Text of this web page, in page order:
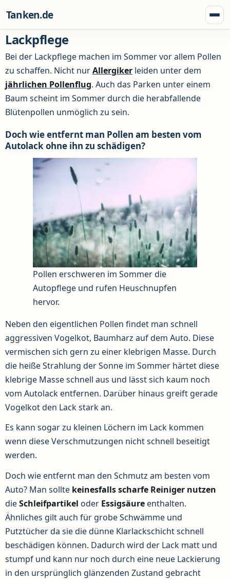
Tanken.de
Lackpflege
Bei der Lackpflege machen im Sommer vor allem Pollen
zu schaffen. Nicht nurAllergiker leiden unter dem
jährlichen Pollenflug. Auch das Parken unter einem
Baum scheint im Sommer durch die herabfallende
Blütenpollen unmöglich zu sein.
Doch wie entfernt man Pollen am besten vom
Autolack ohne ihn zu schädigen?
Pollen erschweren im Sommer die
Autopflege und rufen Heuschnupfen
hervor.
Neben den eigentlichen Pollen findet man schnell
aggressiven Vogelkot, Baumharz auf dem Auto. Diese
vermischen sich gern zu einer klebrigen Masse. Durch
die heiße Strahlung der Sonne im Sommer härtet diese
klebrige Masse schnell aus und lässt sich kaum noch
vom Autolack entfernen. Darüber hinaus greift gerade
Vogelkot den Lack stark an.
Es kann sogar zu kleinen Löchern im Lack kommen
wenn diese Verschmutzungen nicht schnell beseitigt
werden.
Doch wie entfernt man den Schmutz am besten vom
Auto? Man sollte keinesfalls scharfe Reiniger nutzen
dieSchleifpartikel oder Essigsäureenthalten.
Ähnliches gilt auch für grobe Schwämme und
Putztücher da sie die dünne Klarlackschicht schnell
beschädigen können. Dadurch wird der Lack matt und
stumpf und kann nur noch durch eine neue Lackierung
in den ursprünglich glänzenden Zustand gebracht